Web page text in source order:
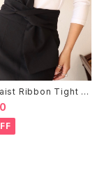
Ribbon Tight S